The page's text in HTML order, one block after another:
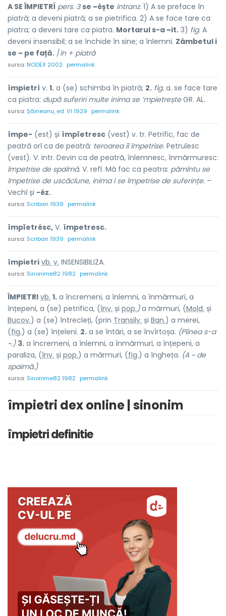
A SE ÎMPIETRÍ pers. 3 se ~éște intranz. 1) A se preface în
piatră; a deveni piatră; a se pietrifica. 2) A se face tare ca
piatra; a deveni tare ca piatra. Mortarul s-a ~it. 3) fig. A
deveni insensibil; a se închide în sine; a înlemni. Zâmbetul i
se ~ pe față. /în + piatră
sursa:NODEX 2002 permalink
împietrì v. 1. a (se) schimba în piatră; 2. fig. a. se face tare
ca piatra: după suferiri multe inima se ’mpietreșteGR. AL.
sursa:Șăineanu, ed. VI 1929 permalink
împe- (est) și împĭetresc (vest) v. tr. Petrific, fac de
peatră orĭ ca de peatră: teroarea îĭ împetrise. Petruĭesc
(vest). V. intr. Devin ca de peatră, înlemnesc, înmărmuresc:
împetrise de spaĭmă. V. refl. Mă fac ca peatra: pămîntu se
împetrise de uscăcĭune, inima i se împetrise de suferințe. –
Vechĭ și -éz.
sursa: Scriban 1939 permalink
împĭetrésc, V. împetresc.
sursa: Scriban 1939 permalink
împietri vb. v. INSENSIBILIZA.
sursa: Sinonime82 1982 permalink
ÎMPIETRI vb. 1. a încremeni, a înlemni, a înmărmuri, a
înțepeni, a (se) petrifica, (înv. și pop.)a mărmuri, (Mold. și
Bucov.) a (se) întrecleți, (prin Transilv. și Ban.) a merei,
(fig.) a (se) înțeleni. 2. a se întări, a se învîrtoșa. (Pîinea s-a
~.) 3. a încremeni, a înlemni, a înmărmuri, a înțepeni, a
paraliza, (înv. și pop.) a mărmuri, (fig.) a îngheța. (A ~ de
spaimă.)
sursa: Sinonime82 1982 permalink
împietri dex online | sinonim
împietri definitie